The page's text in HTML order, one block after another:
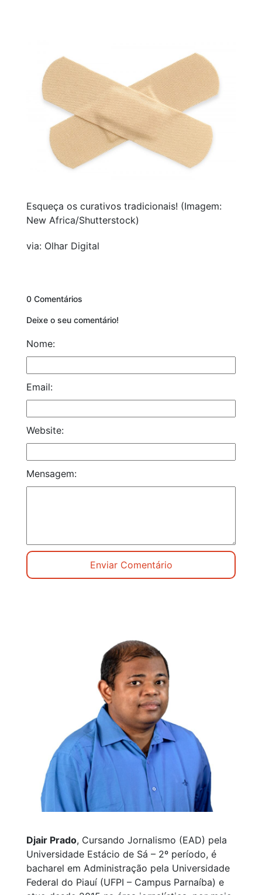
Esqueça os curativos tradicionais! (Imagem:
New Africa/Shutterstock)
via: Olhar Digital
0 Comentários
Deixe o seu comentário!
Nome:
Email:
Website:
Mensagem:
Djair Prado, Cursando Jornalismo (EAD) pela
Universidade Estácio de Sá – 2º período, é
bacharel em Administração pela Universidade
Federal do Piauí (UFPI – Campus Parnaíba) e